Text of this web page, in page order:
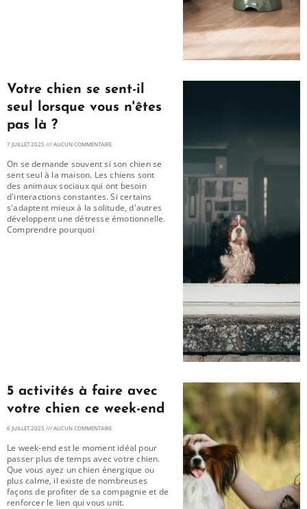
Votre chien se sent-il
seul lorsque vous n'êtes
pas là ?
7 JUILLET 2025 AUCUN COMMENTAIRE
On se demande souvent si son chien se
sent seul à la maison. Les chiens sont
des animaux sociaux qui ont besoin
d'interactions constantes. Si certains
s'adaptent mieux à la solitude, d'autres
développent une détresse émotionnelle.
Comprendre pourquoi
5 activités à faire avec
votre chien ce week-end
6 JUILLET 2025 AUCUN COMMENTAIRE
Le week-end est le moment idéal pour
passer plus de temps avec votre chien.
Que vous ayez un chien énergique ou
plus calme, il existe de nombreuses
façons de profiter de sa compagnie et de
renforcer le lien qui vous unit.